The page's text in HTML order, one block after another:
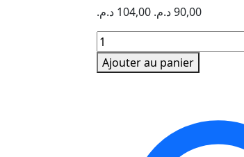
104,00 د.م. 90,00د.م.
quantité
de
BOUTEILLE
Ajouter au panier